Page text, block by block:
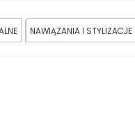
NAWIĄZANIA I STYLIZACJE